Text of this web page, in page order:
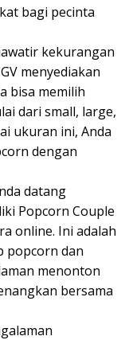
bagi pecinta
kekurangan
menyediakan
bisa memilih
dari small, large,
ukuran ini, Anda
dengan
datang
Popcorn Couple
online. Ini adalah
popcorn dan
menonton
bersama